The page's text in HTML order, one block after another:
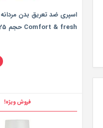
اسپری ضد تعریق بدن
Comfort & fresh حجم 125 میلی لیتر
فروش ویژه!